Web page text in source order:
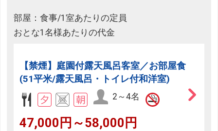
部屋：食事/1室あたりの定員
おとな1名様あたりの代金
【禁煙】庭園付露天風呂客室／お部屋食
(51平米/露天風呂・トイレ付和洋室)
2～4名
47,000円～58,000円